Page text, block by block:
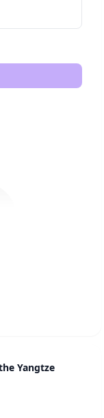
Yangtze